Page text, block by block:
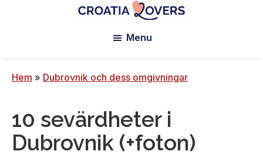
sens
-
blog
Menu
Hem » Dubrovnik och dess omgivningar
10 sevärdheter i
Dubrovnik (+foton)